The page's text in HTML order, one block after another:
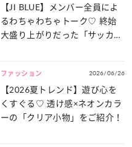
【JI BLUE】メンバー全員によ
るわちゃわちゃトーク♡ 終始
大盛り上がりだった「サッカー
ファッション 2026/06/26
【2026夏トレンド】遊び心を
くすぐる♡ 透け感×ネオンカラ
ーの「クリア小物」をご紹介！